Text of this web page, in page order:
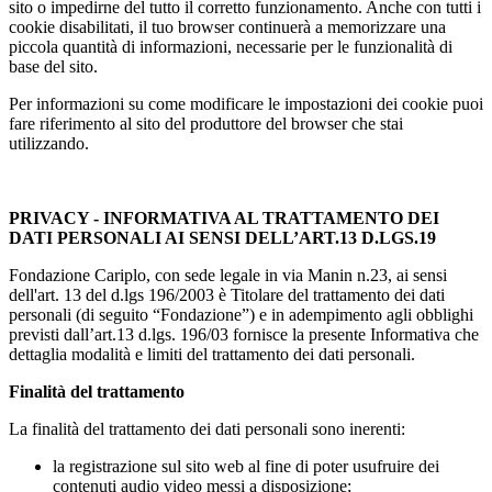
sito o impedirne del tutto il corretto funzionamento. Anche con tutti i
cookie disabilitati, il tuo browser continuerà a memorizzare una
piccola quantità di informazioni, necessarie per le funzionalità di
base del sito.
Per informazioni su come modificare le impostazioni dei cookie puoi
fare riferimento al sito del produttore del browser che stai
utilizzando.
PRIVACY - INFORMATIVA AL TRATTAMENTO DEI
DATI PERSONALI AI SENSI DELL’ART.13 D.LGS.19
Fondazione Cariplo, con sede legale in via Manin n.23, ai sensi
dell'art. 13 del d.lgs 196/2003 è Titolare del trattamento dei dati
personali (di seguito “Fondazione”) e in adempimento agli obblighi
previsti dall’art.13 d.lgs. 196/03 fornisce la presente Informativa che
dettaglia modalità e limiti del trattamento dei dati personali.
Finalità del trattamento
La finalità del trattamento dei dati personali sono inerenti:
la registrazione sul sito web al fine di poter usufruire dei
contenuti audio video messi a disposizione;